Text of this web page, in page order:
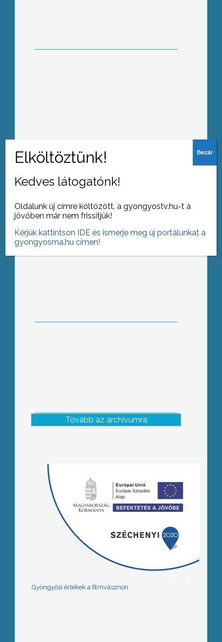
általános iskolában és a településen
Tovább az archívumra
Gyöngyösi értékek a filmvásznon
Kedves látogatónk!
Oldalunk új címre költözött, a gyongyostv.hu-t a
jövőben már nem frissítjük!
Kérjük kattintson IDE és ismerje meg új portálunkat a
gyongyosma.hu címen!